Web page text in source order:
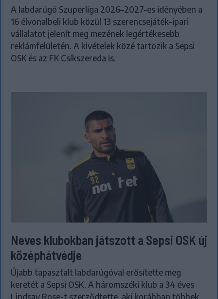
A labdarúgó Szuperliga 2026–2027-es idényében a
16 élvonalbeli klub közül 13 szerencsejáték-ipari
vállalatot jelenít meg mezének legértékesebb
reklámfelületén. A kivételek közé tartozik a Sepsi
OSK és az FK Csíkszereda is.
Neves klubokban játszott a Sepsi OSK új
középhátvédje
Újabb tapasztalt labdarúgóval erősítette meg
keretét a Sepsi OSK. A háromszéki klub a 34 éves
Lindsay Rose-t szerződtette, aki korábban többek